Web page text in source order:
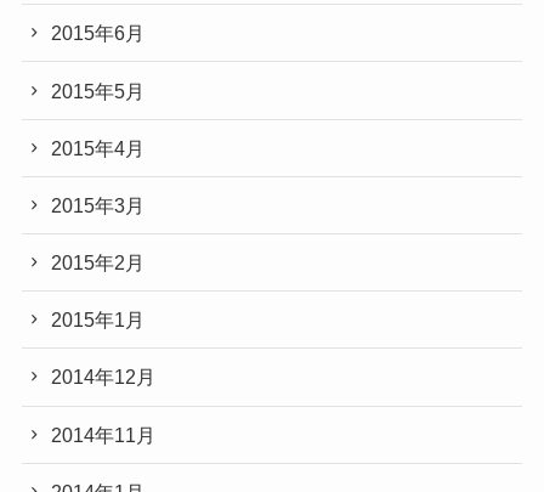
2015年6月
2015年5月
2015年4月
2015年3月
2015年2月
2015年1月
2014年12月
2014年11月